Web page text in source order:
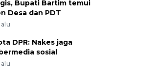
Bupati Bartim temui
Desa dan PDT
DPR: Nakes jaga
sosial